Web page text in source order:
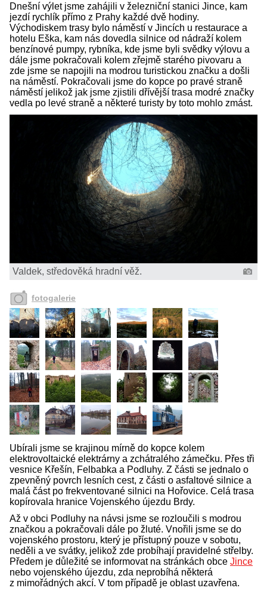
Dnešní výlet jsme zahájili v železniční stanici Jince, kam
jezdí rychlík přímo z Prahy každé dvě hodiny.
Východiskem trasy bylo náměstí v Jincích u restaurace a
hotelu Eška, kam nás dovedla silnice od nádraží kolem
benzínové pumpy, rybníka, kde jsme byli svědky výlovu a
dále jsme pokračovali kolem zřejmě starého pivovaru a
zde jsme se napojili na modrou turistickou značku a došli
na náměstí. Pokračovali jsme do kopce po pravé straně
náměstí jelikož jak jsme zjistili dřívější trasa modré značky
vedla po levé straně a některé turisty by toto mohlo zmást.
Valdek, středověká hradní věž.
fotogalerie
Ubírali jsme se krajinou mírně do kopce kolem
elektrovoltaické elektrárny a zchátralého zámečku. Přes tři
vesnice Křešín, Felbabka a Podluhy. Z části se jednalo o
zpevněný povrch lesních cest, z části o asfaltové silnice a
malá část po frekventované silnici na Hořovice. Celá trasa
kopírovala hranice Vojenského újezdu Brdy.
Až v obci Podluhy na návsi jsme se rozloučili s modrou
značkou a pokračovali dále po žluté. Vnořili jsme se do
vojenského prostoru, který je přístupný pouze v sobotu,
neděli a ve svátky, jelikož zde probíhají pravidelné střelby.
Předem je důležité se informovat na stránkách obce Jince
nebo vojenského újezdu, zda neprobíhá některá
z mimořádných akcí. V tom případě je oblast uzavřena.